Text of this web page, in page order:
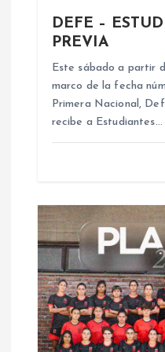
a
s
DEFE –
PREVIA
Este sábado a partir
marco de la fecha
Primera Nacional,
recibe a Estudiantes…